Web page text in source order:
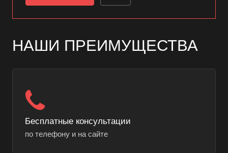
НАШИ ПРЕИМУЩЕСТВА
Бесплатные консультации
по телефону и на сайте